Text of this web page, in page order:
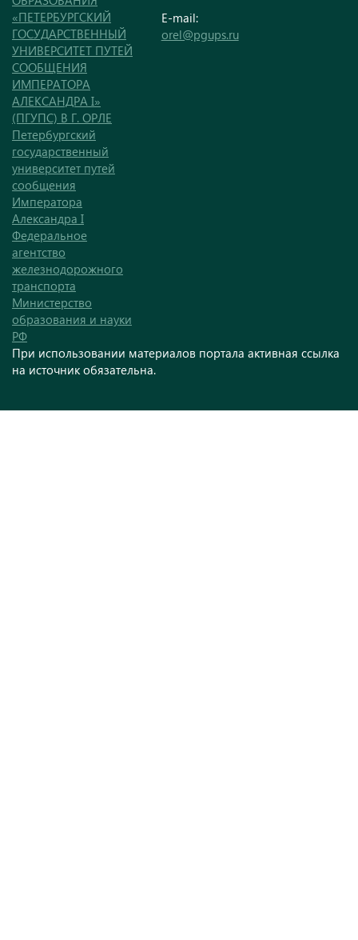
«ПЕТЕРБУРГСКИЙ
ГОСУДАРСТВЕННЫЙ
УНИВЕРСИТЕТ ПУТЕЙ
СООБЩЕНИЯ
ИМПЕРАТОРА
АЛЕКСАНДРА I»
(ПГУПС) В Г. ОРЛЕ
Петербургский
государственный
университет путей
сообщения
Императора
Александра I
Федеральное
агентство
железнодорожного
транспорта
Министерство
образования и науки
РФ
E-mail:
orel@pgups.ru
При использовании материалов портала активная ссылка
на источник обязательна.